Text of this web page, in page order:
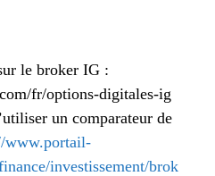
le broker IG :
fr/options-digitales-ig
un comparateur de
www.portail-
investissement/brok